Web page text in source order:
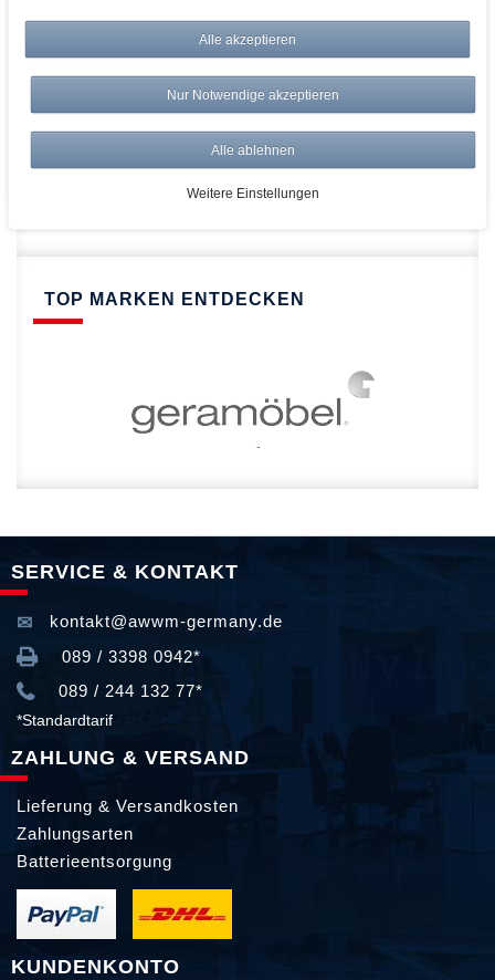
Risikolos: 14 Tage Rückgabe
Über 20.000 Artikel
Schnelle Lieferung
TOP MARKEN ENTDECKEN
SERVICE & KONTAKT
kontakt@awwm-germany.de
089 / 3398 0942*
089 / 244 132 77*
*Standardtarif
ZAHLUNG & VERSAND
Lieferung & Versandkosten
Zahlungsarten
Batterieentsorgung
KUNDENKONTO
Alle akzeptieren
Nur Notwendige akzeptieren
Alle ablehnen
Weitere Einstellungen